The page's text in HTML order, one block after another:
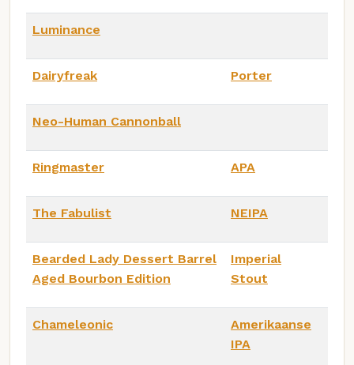
Luminance
Dairyfreak Porter
Neo-Human Cannonball
Ringmaster APA
The Fabulist NEIPA
Bearded Lady Dessert Barrel
Aged Bourbon Edition
Imperial
Stout
Chameleonic
Amerikaanse
IPA